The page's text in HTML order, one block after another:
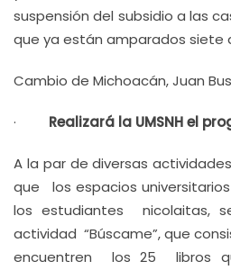
suspensión del subsidio a las
que ya están amparados siete
Cambio de Michoacán, Juan
· Realizará la UMSNH el
A la par de diversas
que los espacios
los estudiantes
actividad “Búscame”, que
encuentren los 25 libros